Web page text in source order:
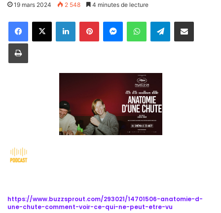
19 mars 2024 2 548 4 minutes de lecture
LinkedinPinterestMessengerWhatsAppTelegramPartager par email
Imprimer
https://www.buzzsprout.com/293021/14701506-anatomie-d-
une-chute-comment-voir-ce-qui-ne-peut-etre-vu